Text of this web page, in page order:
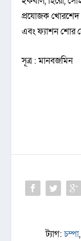
প্রযোজক
এবং ফ্যাশন শোর
সূত্র : মানবজমিন
ট্যাগ:চম্পা